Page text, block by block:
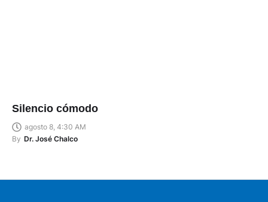
Silencio cómodo
agosto 8, 4:30 AM
By Dr. José Chalco